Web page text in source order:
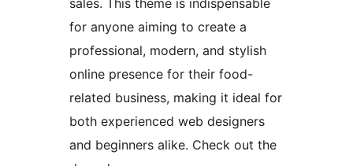
sales. This theme is indispensable
for anyone aiming to create a
professional, modern, and stylish
online presence for their food-
related business, making it ideal for
both experienced web designers
and beginners alike. Check out the